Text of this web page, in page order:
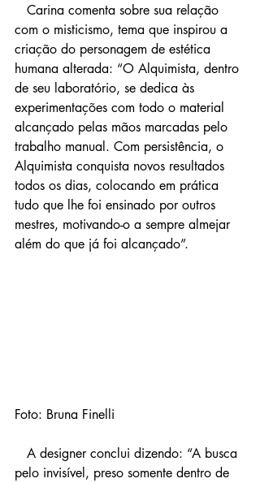
com o misticismo, tema que inspirou a
criação do personagem de estética
humana alterada: “O Alquimista, dentro
de seu laboratório, se dedica às
experimentações com todo o material
alcançado pelas mãos marcadas pelo
trabalho manual. Com persistência, o
Alquimista conquista novos resultados
todos os dias, colocando em prática
tudo que lhe foi ensinado por outros
mestres, motivando-o a sempre almejar
além do que já foi alcançado”.
Foto: Bruna Finelli
pelo invisível, preso somente dentro de